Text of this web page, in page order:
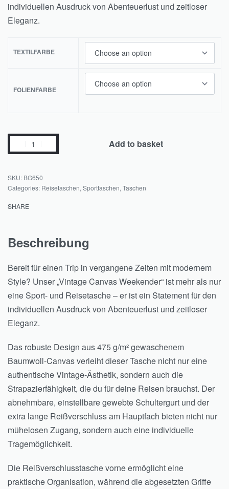
individuellen Ausdruck von Abenteuerlust und zeitloser
Eleganz.
TEXTILFARBE
FOLIENFARBE
Add to basket
BG650
Categories: Reisetaschen, Sporttaschen, Taschen
SHARE
Beschreibung
Bereit für einen Trip in vergangene Zeiten mit modernem
Style? Unser „Vintage Canvas Weekender“ ist mehr als nur
eine Sport- und Reisetasche – er ist ein Statement für den
individuellen Ausdruck von Abenteuerlust und zeitloser
Eleganz.
Das robuste Design aus 475 g/m² gewaschenem
Baumwoll-Canvas verleiht dieser Tasche nicht nur eine
authentische Vintage-Ästhetik, sondern auch die
Strapazierfähigkeit, die du für deine Reisen brauchst. Der
abnehmbare, einstellbare gewebte Schultergurt und der
extra lange Reißverschluss am Hauptfach bieten nicht nur
mühelosen Zugang, sondern auch eine individuelle
Tragemöglichkeit.
Die Reißverschlusstasche vorne ermöglicht eine
praktische Organisation, während die abgesetzten Griffe